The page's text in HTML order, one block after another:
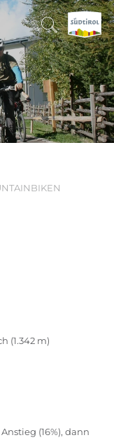
(1.342 m)
(16%), dann